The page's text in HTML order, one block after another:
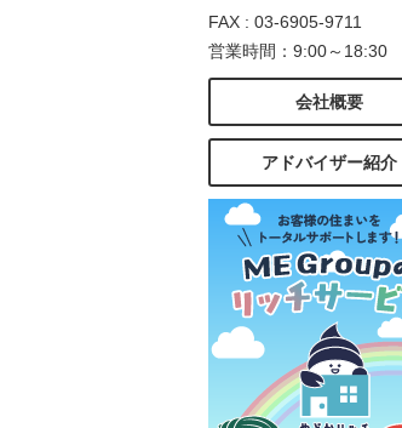
FAX : 03-6905-9711
営業時間：9:00～18:30
会社概要
アドバイザー紹介